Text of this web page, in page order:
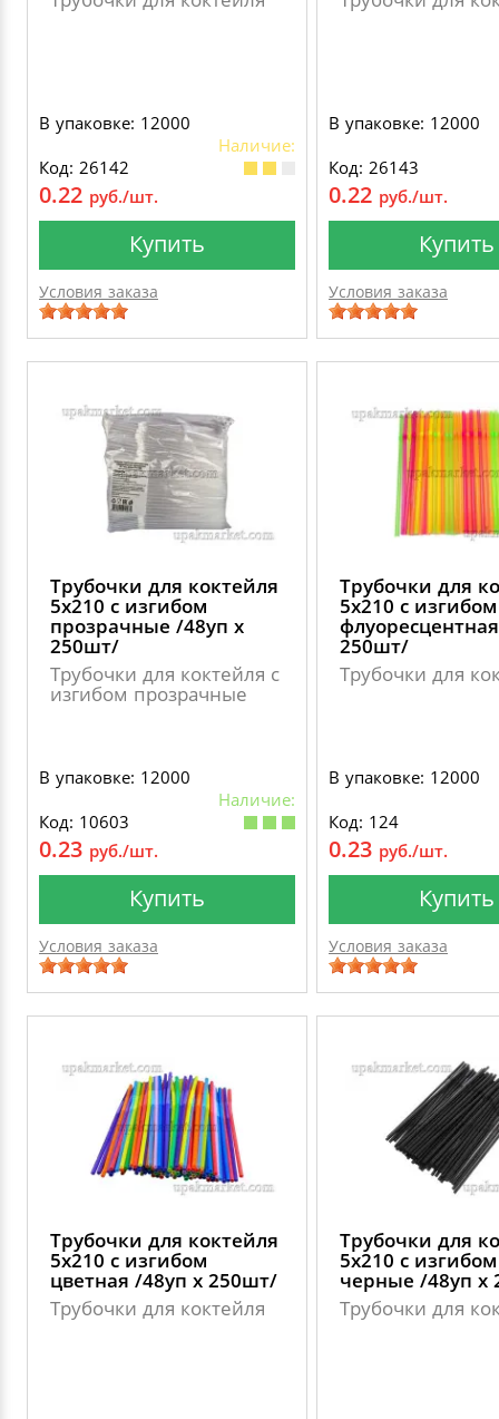
В упаковке: 12000
Наличие:
Код: 26142
0.22 руб./шт.
Купить
Условия заказа
В упаковке: 12000
Код: 26143
0.22 руб./шт.
Купить
Условия заказа
Трубочки для коктейля
5х210 с изгибом
прозрачные /48уп х
250шт/
Трубочки для коктейля с
изгибом прозрачные
В упаковке: 12000
Наличие:
Код: 10603
0.23 руб./шт.
Купить
Условия заказа
Трубочки для
5х210 с изгибом
250шт/
Трубочки для
В упаковке: 12000
Код: 124
0.23 руб./шт.
Купить
Условия заказа
Трубочки для коктейля
5х210 с изгибом
цветная /48уп х 250шт/
Трубочки для коктейля
Трубочки для
5х210 с изгибом
черные /48уп х
Трубочки для